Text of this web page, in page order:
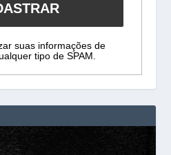
suas informações de
tipo de SPAM.